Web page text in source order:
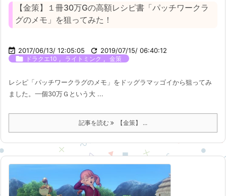
【金策】１冊30万Gの高額レシピ書「パッチワークラ
グのメモ」を狙ってみた！
 2017/06/13/ 12:05:05  2019/07/15/ 06:40:12
 ドラクエ10 ライトミンク 金策
レシピ「パッチワークラグのメモ」をドッグラマッゴイから狙ってみ
ました。一個30万Ｇという大 ...
記事を読む 【金策】 ...